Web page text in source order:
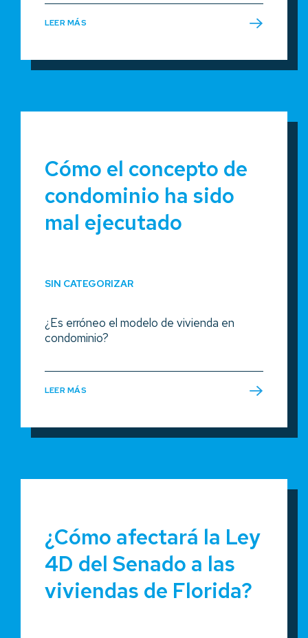
LEER MÁS
Cómo el concepto de
condominio ha sido
mal ejecutado
SIN CATEGORIZAR
¿Es erróneo el modelo de vivienda en
condominio?
LEER MÁS
¿Cómo afectará la Ley
4D del Senado a las
viviendas de Florida?